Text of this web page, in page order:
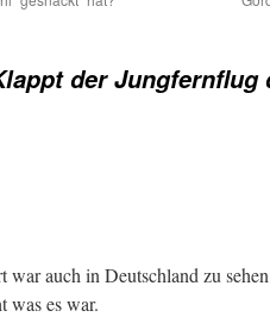
der Jungfernflug
auch in Deutschland zu
was es war.